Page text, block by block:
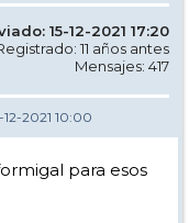
15-12-2021 17:20
11 años antes
Mensajes: 417
12-2021 10:00
para esos